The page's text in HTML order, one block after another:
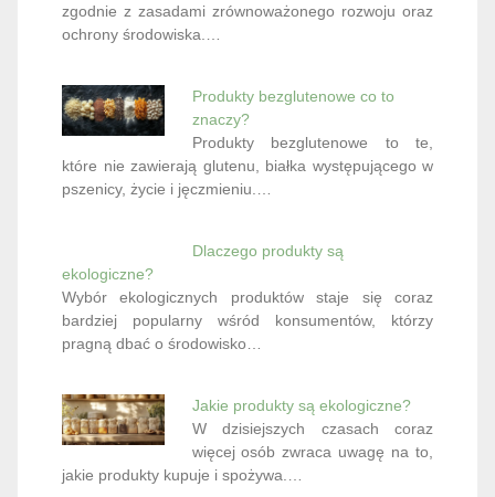
zgodnie z zasadami zrównoważonego rozwoju oraz
ochrony środowiska.…
Produkty bezglutenowe co to
znaczy?
Produkty bezglutenowe to te,
które nie zawierają glutenu, białka występującego w
pszenicy, życie i jęczmieniu.…
Dlaczego produkty są
ekologiczne?
Wybór ekologicznych produktów staje się coraz
bardziej popularny wśród konsumentów, którzy
pragną dbać o środowisko…
Jakie produkty są ekologiczne?
W dzisiejszych czasach coraz
więcej osób zwraca uwagę na to,
jakie produkty kupuje i spożywa.…